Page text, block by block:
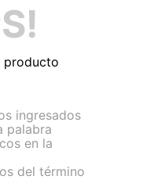
producto
ingresados
palabra
en la
del término